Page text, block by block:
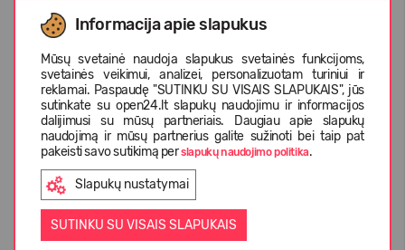
Informacija apie slapukus
Mūsų svetainė naudoja slapukus svetainės funkcijoms,
svetainės veikimui, analizei, personalizuotam turiniui ir
reklamai. Paspaudę "SUTINKU SU VISAIS SLAPUKAIS", jūs
sutinkate su open24.lt slapukų naudojimu ir informacijos
dalijimusi su mūsų partneriais. Daugiau apie slapukų
naudojimą ir mūsų partnerius galite sužinoti bei taip pat
pakeisti savo sutikimą perslapukų naudojimo politika.
Slapukų nustatymai
SUTINKU SU VISAIS SLAPUKAIS
INFORMACIJA PIRKĖJUI
D.U.K.